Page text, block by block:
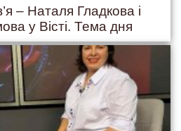
– Наталя Гладкова і
у Вісті. Тема дня